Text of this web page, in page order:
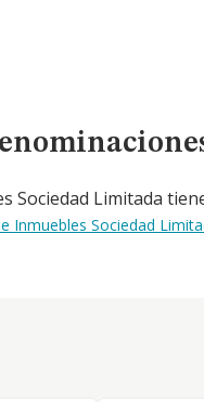
Sociedad Limitada
Inmuebles Sociedad